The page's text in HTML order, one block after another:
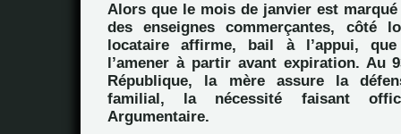
Alors que le mois de janvier est
des enseignes commerçantes, côté
locataire affirme, bail à l’appui,
l’amener à partir avant expiration. Au
République, la mère assure la
familial, la nécessité faisant
Argumentaire.